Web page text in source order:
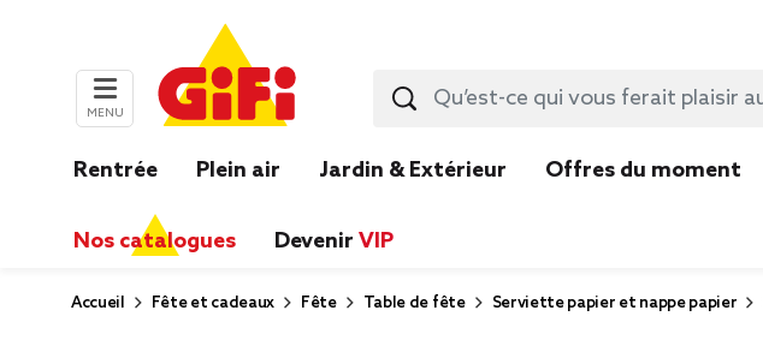
MENU
Rentrée Plein air Jardin & Extérieur Offres du moment
Nos catalogues Devenir VIP
Accueil Fête et cadeaux Fête Table de fête Serviette papier et nappe papier